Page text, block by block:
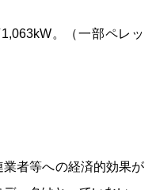
。（一部ペレッ
者等への経済的効果が